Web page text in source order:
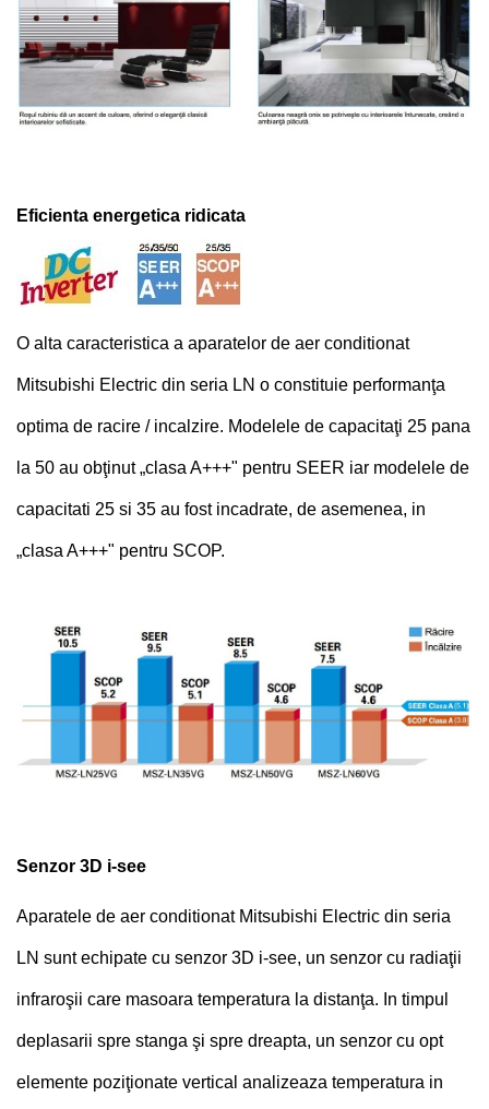
Eficienta energetica ridicata
O alta caracteristica a aparatelor de aer conditionat
Mitsubishi Electric din seria LN o constituie performanţa
optima de racire / incalzire. Modelele de capacitaţi 25 pana
la 50 au obţinut „clasa A+++" pentru SEER iar modelele de
capacitati 25 si 35 au fost incadrate, de asemenea, in
„clasa A+++" pentru SCOP.
Senzor 3D i-see
Aparatele de aer conditionat Mitsubishi Electric din seria
LN sunt echipate cu senzor 3D i-see, un senzor cu radiaţii
infraroşii care masoara temperatura la distanţa. In timpul
deplasarii spre stanga şi spre dreapta, un senzor cu opt
elemente poziţionate vertical analizeaza temperatura in